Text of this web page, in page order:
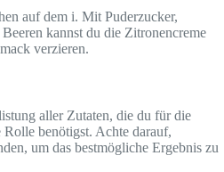
auf dem i. Mit Puderzucker,
kannst du die Zitronencreme
verzieren.
aller Zutaten, die du für die
benötigst. Achte darauf,
um das bestmögliche Ergebnis zu